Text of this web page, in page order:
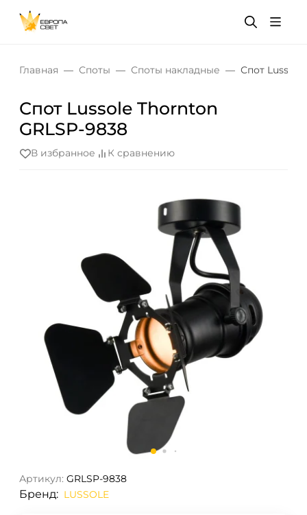
Главная Споты Споты накладные Спот Lussole
Спот Lussole Thornton
GRLSP-9838
В избранное К сравнению
Артикул: GRLSP-9838
Бренд: LUSSOLE